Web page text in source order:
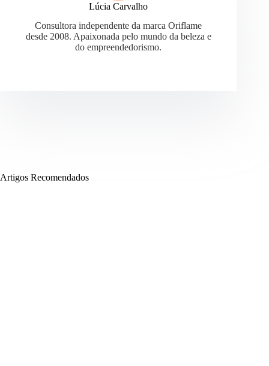
Lúcia Carvalho
Consultora independente da marca Oriflame
desde 2008. Apaixonada pelo mundo da beleza e
do empreendedorismo.
Artigos Recomendados